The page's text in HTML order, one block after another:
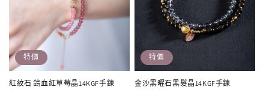
特價
紅紋石 鴿血紅草莓晶14KGF手鍊
特價
金沙黑曜石黑髮晶14KGF手鍊